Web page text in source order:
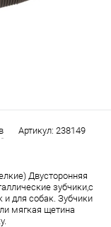
Артикул: 238149
Двусторонняя
зубчики,с
и для собак. Зубчики
мягкая щетина